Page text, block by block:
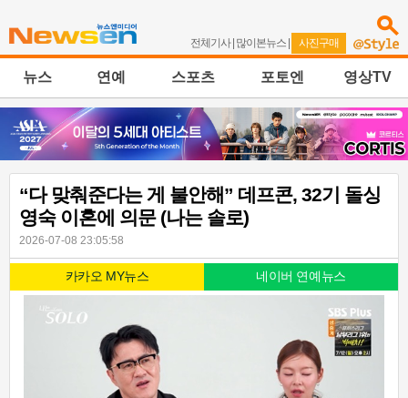
전체기사| 많이본뉴스 | 사진구매
뉴스 연예 스포츠 포토엔 영상TV
“다 맞춰준다는 게 불안해” 데프콘, 32기 돌싱
영숙 이혼에 의문 (나는 솔로)
2026-07-08 23:05:58
카카오 MY뉴스 네이버 연예뉴스